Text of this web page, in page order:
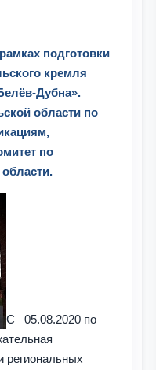
подготовки
кремля
Дубна».
области по
по
С 05.08.2020 по
региональных